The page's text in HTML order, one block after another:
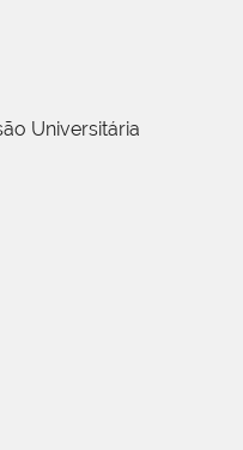
Universitária